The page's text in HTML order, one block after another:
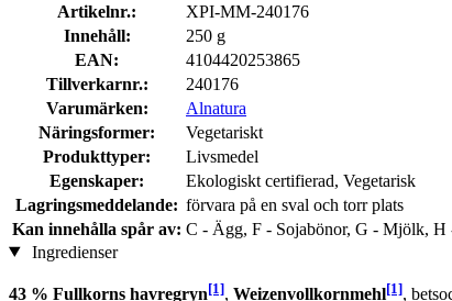
Artikelnr.:
XPI-MM-240176
Innehåll:
250 g
EAN:
4104420253865
Tillverkarnr.:
240176
Varumärken:
Alnatura
Näringsformer:
Vegetariskt
Produkttyper:
Livsmedel
Egenskaper:
Ekologiskt certifierad, Vegetarisk
Lagringsmeddelande: förvara på en sval och torr plats
Kan innehålla spår av: C - Ägg, F - Sojabönor, G - Mjölk, H
Ingredienser
43 % Fullkorns havregryn[1], Weizenvollkornmehl[1],